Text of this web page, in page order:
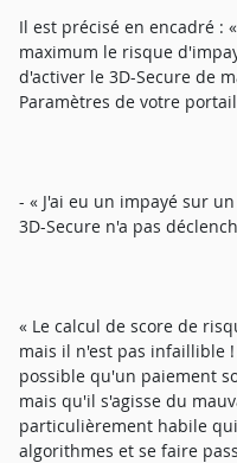
Il est précisé en encadré :
maximum le risque
d'activer le 3D-Secure de
Paramètres de votre
- « J'ai eu un impayé sur
3D-Secure n'a pas
« Le calcul de score de
mais il n'est pas infaillible
possible qu'un paiement
mais qu'il s'agisse du
particulièrement habile
algorithmes et se faire